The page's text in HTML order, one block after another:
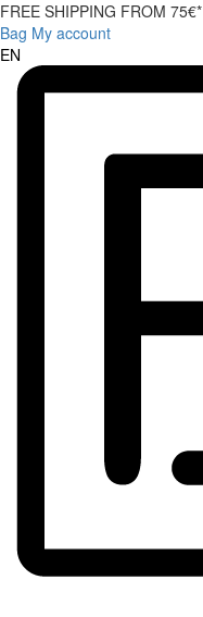
FREE SHIPPING FROM 75€*
Bag My account
EN